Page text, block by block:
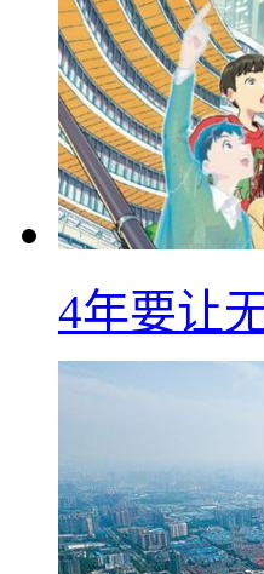
4年要让